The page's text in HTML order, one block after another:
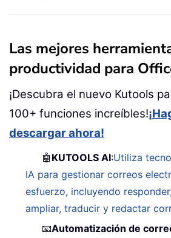
Las mejores
productividad para
¡Descubra el nuevo Kutools
100+ funciones increíbles!
descargar ahora!
🤖 KUTOOLS AI:Utiliza
IA para gestionar correos
esfuerzo, incluyendo
ampliar, traducir y redactar
📧Automatización de